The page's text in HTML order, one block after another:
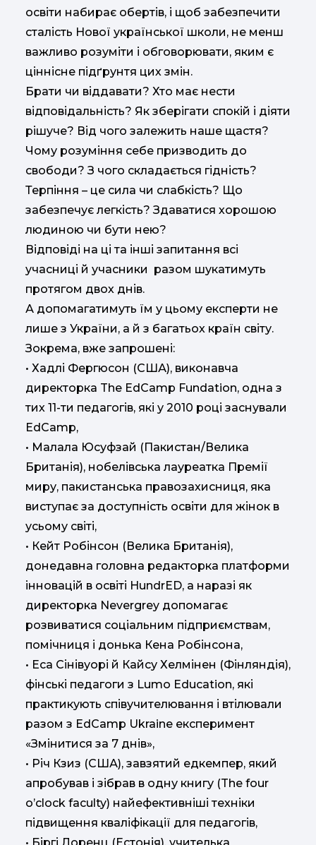
освіти набирає обертів, і щоб забезпечити
сталість Нової української школи, не менш
важливо розуміти і обговорювати, яким є
ціннісне підґрунтя цих змін.
Брати чи віддавати? Хто має нести
відповідальність? Як зберігати спокій і діяти
рішуче? Від чого залежить наше щастя?
Чому розуміння себе призводить до
свободи? З чого складається гідність?
Терпіння – це сила чи слабкість? Що
забезпечує легкість? Здаватися хорошою
людиною чи бути нею?
Відповіді на ці та інші запитання всі
учасниці й учасники разом шукатимуть
протягом двох днів.
А допомагатимуть їм у цьому експерти не
лише з України, а й з багатьох країн світу.
Зокрема, вже запрошені:
• Хадлі Фергюсон (США), виконавча
директорка The EdCamp Fundation, одна з
тих 11-ти педагогів, які у 2010 році заснували
EdCamp,
• Малала Юсуфзай (Пакистан/Велика
Британія), нобелівська лауреатка Премії
миру, пакистанська правозахисниця, яка
виступає за доступність освіти для жінок в
усьому світі,
• Кейт Робінсон (Велика Британія),
донедавна головна редакторка платформи
інновацій в освіті HundrED, а наразі як
директорка Nevergrey допомагає
розвиватися соціальним підприємствам,
помічниця і донька Кена Робінсона,
• Еса Сінівуорі й Кайсу Хелмінен (Фінляндія),
фінські педагоги з Lumo Education, які
практикують співучителювання і втілювали
разом з EdCamp Ukraine експеримент
«Змінитися за 7 днів»,
• Річ Кзиз (США), завзятий едкемпер, який
апробував і зібрав в одну книгу (The four
o’clock faculty) найефективніші техніки
підвищення кваліфікації для педагогів,